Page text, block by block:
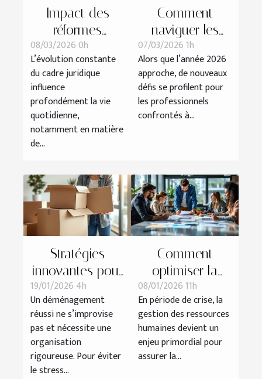
Impact des
réformes
récentes sur les
procédures de
divorce
08/03/2026 0h
L’évolution constante
du cadre juridique
influence
profondément la vie
quotidienne,
notamment en matière
de...
Comment
naviguer les
changements
légaux des
contrats de
travail en 2026 ?
07/03/2026 1h
Alors que l’année 2026
approche, de nouveaux
défis se profilent pour
les professionnels
confrontés à...
Stratégies
innovantes pour
un
déménagement
efficace et sans
tracas
19/01/2026 4h
Un déménagement
réussi ne s’improvise
pas et nécessite une
organisation
rigoureuse. Pour éviter
le stress...
Comment
optimiser la
gestion des
ressources
humaines en
période de crise
08/01/2026 11h
En période de crise, la
gestion des ressources
humaines devient un
enjeu primordial pour
assurer la...